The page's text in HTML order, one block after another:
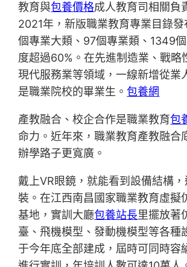
教育與包養價格成人教育司相關負
2021年，新版職業教育專業目錄發
個專業大類、97個專業類、1349
度超過60%。在先進制造業、戰略
現代服務業等領域，一線新增從業
是職業院校的畢業生。包養網
產教融合、校企合作是職業教育包
命力。近年來，職業教育產教融合
辦學路子更寬廣。
戴上VR眼鏡，就能看到設備結構
裝。在江西南昌國家職業教育虛擬
基地，實訓大廳包養站長里擺放著
臺、飛機模型、發動機模型等各種
于今年底全部建成，屆時可同時容